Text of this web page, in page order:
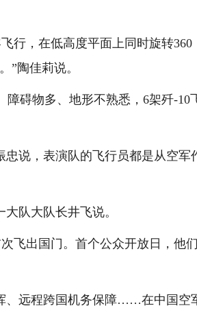
行，在低高度平面上同时旋转360
”陶佳莉说。
碍物多、地形不熟悉，6架歼-10
说，表演队的飞行员都是从空军
队大队长井飞说。
飞出国门。首个公众开放日，他
、远程跨国机务保障……在中国空